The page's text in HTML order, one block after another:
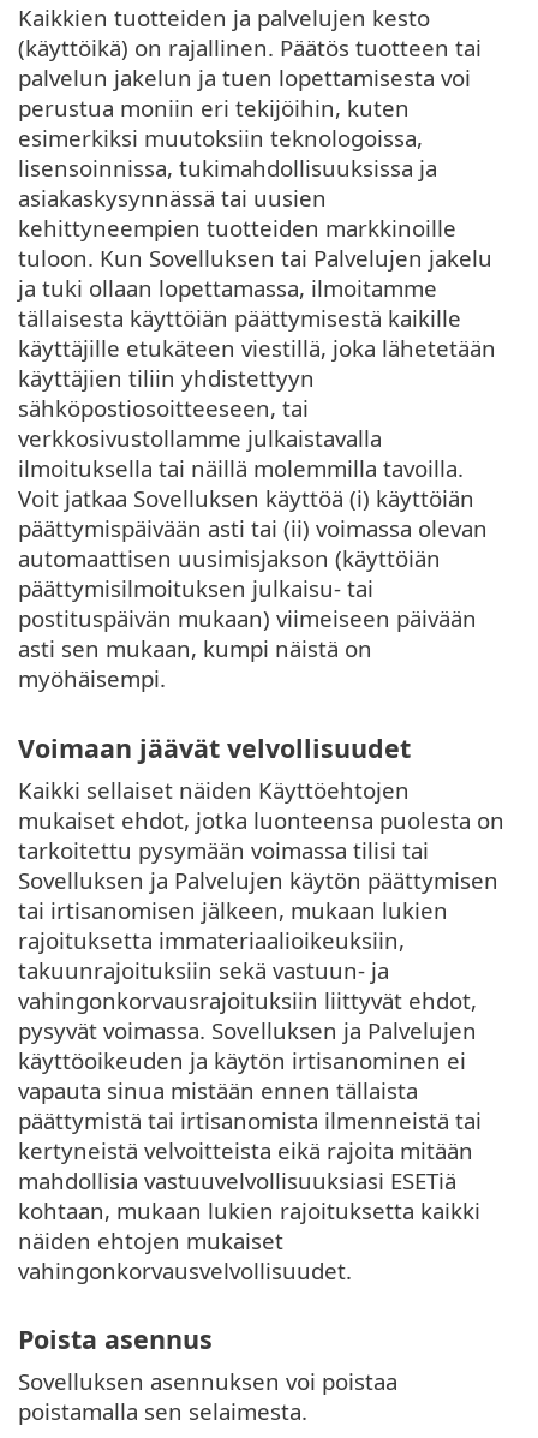
Kaikkien tuotteiden ja palvelujen kesto
(käyttöikä) on rajallinen. Päätös tuotteen tai
palvelun jakelun ja tuen lopettamisesta voi
perustua moniin eri tekijöihin, kuten
esimerkiksi muutoksiin teknologoissa,
lisensoinnissa, tukimahdollisuuksissa ja
asiakaskysynnässä tai uusien
kehittyneempien tuotteiden markkinoille
tuloon. Kun Sovelluksen tai Palvelujen jakelu
ja tuki ollaan lopettamassa, ilmoitamme
tällaisesta käyttöiän päättymisestä kaikille
käyttäjille etukäteen viestillä, joka lähetetään
käyttäjien tiliin yhdistettyyn
sähköpostiosoitteeseen, tai
verkkosivustollamme julkaistavalla
ilmoituksella tai näillä molemmilla tavoilla.
Voit jatkaa Sovelluksen käyttöä (i) käyttöiän
päättymispäivään asti tai (ii) voimassa olevan
automaattisen uusimisjakson (käyttöiän
päättymisilmoituksen julkaisu- tai
postituspäivän mukaan) viimeiseen päivään
asti sen mukaan, kumpi näistä on
myöhäisempi.
Voimaan jäävät velvollisuudet
Kaikki sellaiset näiden Käyttöehtojen
mukaiset ehdot, jotka luonteensa puolesta on
tarkoitettu pysymään voimassa tilisi tai
Sovelluksen ja Palvelujen käytön päättymisen
tai irtisanomisen jälkeen, mukaan lukien
rajoituksetta immateriaalioikeuksiin,
takuunrajoituksiin sekä vastuun- ja
vahingonkorvausrajoituksiin liittyvät ehdot,
pysyvät voimassa. Sovelluksen ja Palvelujen
käyttöoikeuden ja käytön irtisanominen ei
vapauta sinua mistään ennen tällaista
päättymistä tai irtisanomista ilmenneistä tai
kertyneistä velvoitteista eikä rajoita mitään
mahdollisia vastuuvelvollisuuksiasi ESETiä
kohtaan, mukaan lukien rajoituksetta kaikki
näiden ehtojen mukaiset
vahingonkorvausvelvollisuudet.
Poista asennus
Sovelluksen asennuksen voi poistaa
poistamalla sen selaimesta.